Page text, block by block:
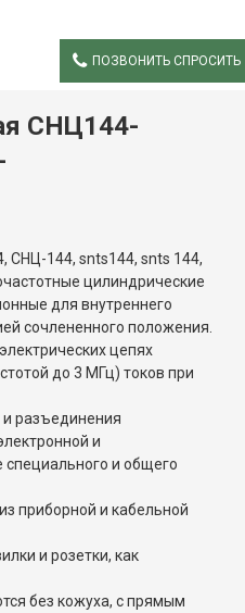
ПОЗВОНИТЬ СПРОСИТЬ
СНЦ144-
СНЦ-144, snts144, snts 144,
цилиндрические
для внутреннего
сочлененного положения.
цепях
до 3 МГц) токов при
разъединения
и
специального и общего
приборной и кабельной
и розетки, как
без кожуха, с прямым